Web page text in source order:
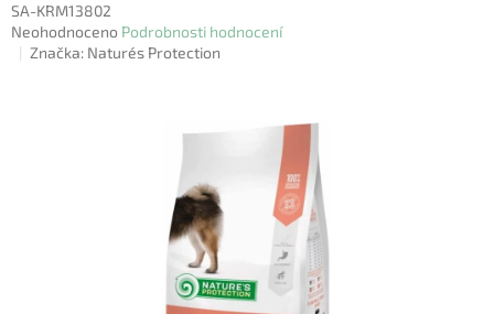
SA-KRM13802
Průměrné
hodnocení
Neohodnoceno Podrobnosti hodnocení
Značka: Nature´s Protection